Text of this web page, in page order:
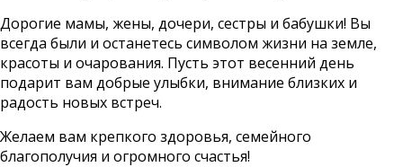
Дорогие мамы, жены, дочери, сестры и бабушки! Вы
всегда были и останетесь символом жизни на земле,
красоты и очарования. Пусть этот весенний день
подарит вам добрые улыбки, внимание близких и
радость новых встреч.
Желаем вам крепкого здоровья, семейного
благополучия и огромного счастья!